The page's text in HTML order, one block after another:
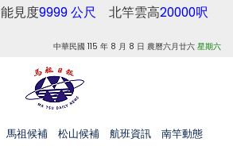
能見度9999 公尺 北竿雲高20000呎
中華民國 115 年 8 月 8 日 農曆六月廿六 星期六
馬祖候補 松山候補 航班資訊
南竿動態